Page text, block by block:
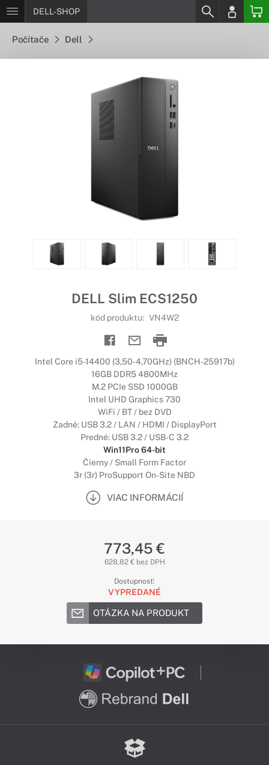
DELL-SHOP
Počítače Dell
DELL Slim ECS1250
kód produktu: VN4W2
Intel Core i5-14400 (3,50-4,70GHz) (BNCH-25917b)
16GB DDR5 4800MHz
M.2 PCIe SSD 1000GB
Intel UHD Graphics 730
WiFi / BT / bez DVD
Zadné: USB 3.2 / LAN / HDMI / DisplayPort
Predné: USB 3.2 / USB-C 3.2
Win11Pro 64-bit
Čierny / Small Form Factor
3r (3r) ProSupport On-Site NBD
VIAC INFORMÁCIÍ
773,45 €
628,82 € bez DPH
Dostupnosť:
VYPREDANÉ
OTÁZKA NA PRODUKT